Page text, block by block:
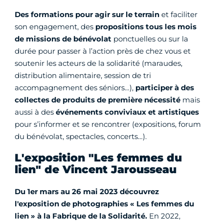
Des formations pour agir sur le terrain et faciliter
son engagement, des propositions tous les mois
de missions de bénévolat ponctuelles ou sur la
durée pour passer à l’action près de chez vous et
soutenir les acteurs de la solidarité (maraudes,
distribution alimentaire, session de tri
accompagnement des séniors…), participer à des
collectes de produits de première nécessité mais
aussi à des événements conviviaux et artistiques
pour s’informer et se rencontrer (expositions, forum
du bénévolat, spectacles, concerts…).
L'exposition "Les femmes du
lien" de Vincent Jarousseau
Du 1er mars au 26 mai 2023 découvrez
l'exposition de photographies « Les femmes du
lien » à la Fabrique de la Solidarité. En 2022,